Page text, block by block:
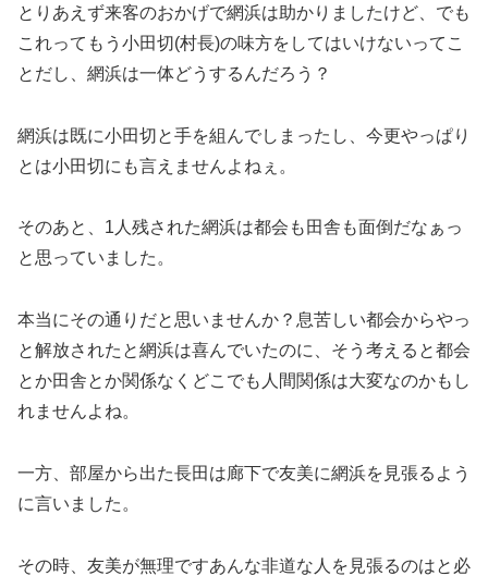
とりあえず来客のおかげで網浜は助かりましたけど、でも
これってもう小田切(村長)の味方をしてはいけないってこ
とだし、網浜は一体どうするんだろう？
網浜は既に小田切と手を組んでしまったし、今更やっぱり
とは小田切にも言えませんよねぇ。
そのあと、1人残された網浜は都会も田舎も面倒だなぁっ
と思っていました。
本当にその通りだと思いませんか？息苦しい都会からやっ
と解放されたと網浜は喜んでいたのに、そう考えると都会
とか田舎とか関係なくどこでも人間関係は大変なのかもし
れませんよね。
一方、部屋から出た長田は廊下で友美に網浜を見張るよう
に言いました。
その時、友美が無理ですあんな非道な人を見張るのはと必